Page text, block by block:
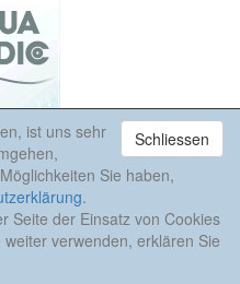
Schliessen
ist uns sehr
Sie haben,
.
Seite der Einsatz von Cookies
verwenden, erklären Sie